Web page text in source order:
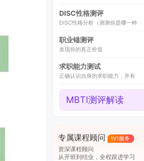
DISC性格测评
DISC性格分析（测测你是哪一种
职业锚测评
发现你的真正价值
求职能力测试
正确认识自身的求职能力，并有
MBTI测评解读
专属课程顾问 1V1服务
资深课程顾问
从开班到结业，全程跟进学习